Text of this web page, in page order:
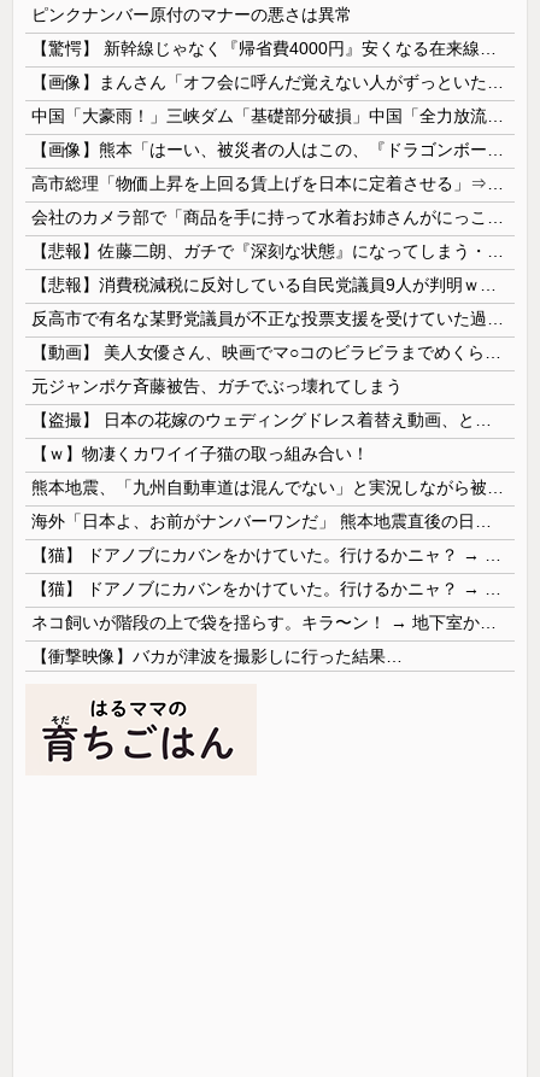
ピンクナンバー原付のマナーの悪さは異常
元ジャンポケ斉藤被告、ガチでぶっ壊れてしまう
【ｗ】物凄くカワイイ子猫の取っ組み合い！
【衝撃映像】バカが津波を撮影しに行った結果…